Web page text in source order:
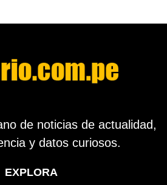
de noticias de actualidad,
y datos curiosos.
EXPLORA